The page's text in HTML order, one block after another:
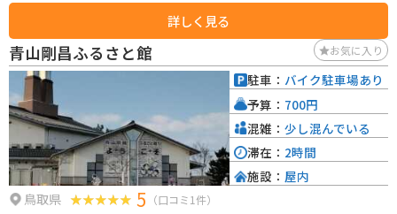
では、原画やアニメの資料などが展示されており、コナンの世界観をより深
く知ることができます。 地元の特産品を販売するコーナーもあり、梨を使っ
たスイーツや、新鮮な野菜などが人気です。 バイクで訪れる場合は、道の駅
に隣接する無料駐車場に駐車できます。 ツーリングの休憩場所としても最適
で、道の駅周辺には、自然豊かな公園や温泉施設などもあります。
詳しく見る
青山剛昌ふるさと館 お気に入り
鳥取県 5 （口コミ1件）
駐車： バイク駐車場あり
予算： 700円
混雑： 少し混んでいる
滞在： 2時間
施設： 屋内